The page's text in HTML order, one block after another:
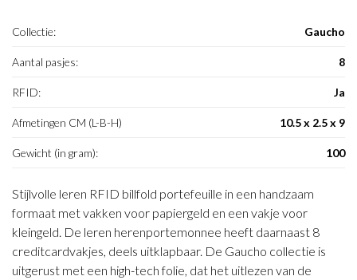
Collectie: Gaucho
Aantal pasjes: 8
RFID: Ja
Afmetingen CM (L-B-H) 10.5 x 2.5 x 9
Gewicht (in gram): 100
Stijlvolle leren RFID billfold portefeuille in een handzaam
formaat met vakken voor papiergeld en een vakje voor
kleingeld. De leren herenportemonnee heeft daarnaast 8
creditcardvakjes, deels uitklapbaar. De Gaucho collectie is
uitgerust met een high-tech folie, dat het uitlezen van de